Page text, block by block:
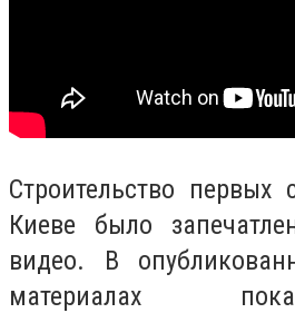
Строительство первых
Киеве было
видео. В
материалах